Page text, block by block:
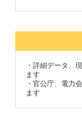
・詳細データ、
ます
・官公庁、電力
ます